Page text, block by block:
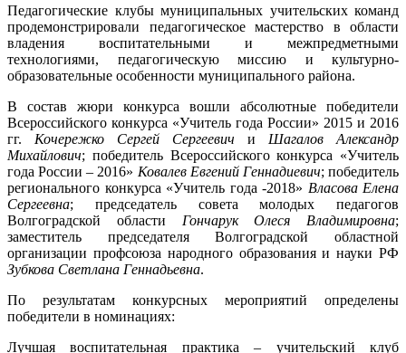
Педагогические клубы муниципальных учительских команд
продемонстрировали педагогическое мастерство в области
владения воспитательными и межпредметными
технологиями, педагогическую миссию и культурно-
образовательные особенности муниципального района.
В состав жюри конкурса вошли абсолютные победители
Всероссийского конкурса «Учитель года России» 2015 и 2016
гг. Кочережко Сергей Сергеевич и Шагалов Александр
Михайлович; победитель Всероссийского конкурса «Учитель
года России – 2016» Ковалев Евгений Геннадиевич; победитель
регионального конкурса «Учитель года -2018» Власова Елена
Сергеевна; председатель совета молодых педагогов
Волгоградской области Гончарук Олеся Владимировна;
заместитель председателя Волгоградской областной
организации профсоюза народного образования и науки РФ
Зубкова Светлана Геннадьевна.
По результатам конкурсных мероприятий определены
победители в номинациях:
Лучшая воспитательная практика – учительский клуб